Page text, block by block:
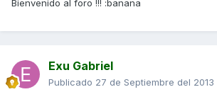
Bienvenido al foro !!! :banana
Exu Gabriel
Publicado 27 de Septiembre del 2013